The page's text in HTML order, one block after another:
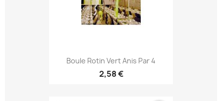
Boule Rotin Vert Anis Par 4
2,58 €